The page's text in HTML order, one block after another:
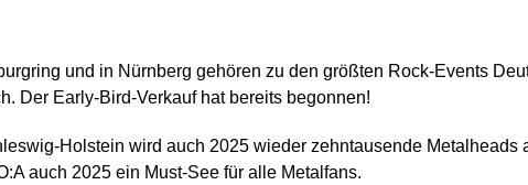
und in Nürnberg gehören zu den größten Rock-Events
Der Early-Bird-Verkauf hat bereits begonnen!
Holstein wird auch 2025 wieder zehntausende Metalheads
auch 2025 ein Must-See für alle Metalfans.